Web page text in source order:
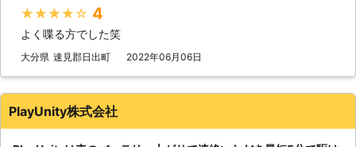
株式会社S&Sは365日24時間対応して
います。 深夜や祝日、元旦などの時
間帯に車のバッテリーが切れてしまっ
ができるので、お客様の「目的地に行
けなくなるかも……」という問題を解
を何度も反復すると、作業内容を覚え
★★★★★ 4
よく喋る方でした笑
大分県 速見郡日出町 2022年06月06日
PlayUnity株式会社